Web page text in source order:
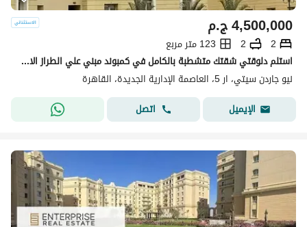
ج.م4,500,000
2
2
123 متر مربع
استلم دلوقتي شقتك متشطبة بالكامل في كمبوند مبني علي الطراز الايطالي في قلب العاصمة الادارية فيو بانوراما علي النهر الاخضر New Garden City
نيو جاردن سيتي، ار 5، العاصمة الإدارية الجديدة، القاهرة
الإيميل
اتصل